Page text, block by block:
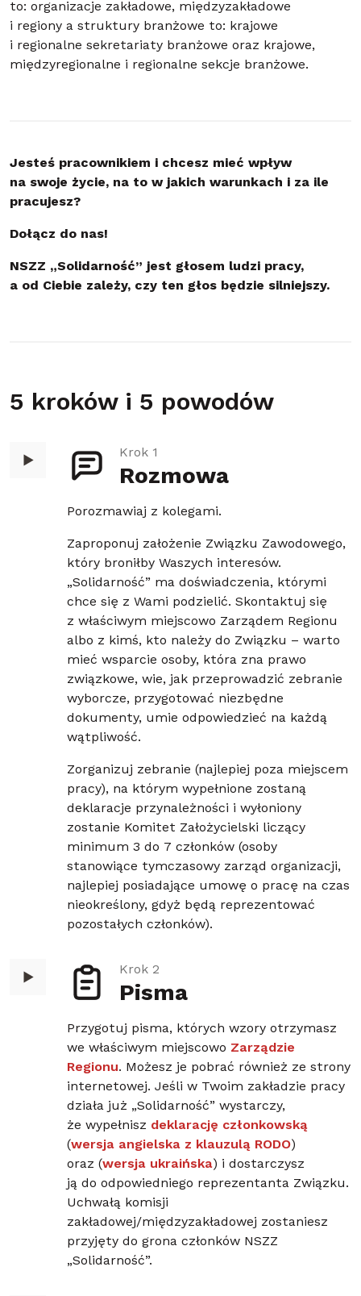
to: organizacje zakładowe, międzyzakładowe
i regiony a struktury branżowe to: krajowe
i regionalne sekretariaty branżowe oraz krajowe,
międzyregionalne i regionalne sekcje branżowe.
Jesteś pracownikiem i chcesz mieć wpływ
na swoje życie, na to w jakich warunkach i za ile
pracujesz?
Dołącz do nas!
NSZZ „Solidarność” jest głosem ludzi pracy,
a od Ciebie zależy, czy ten głos będzie silniejszy.
5 kroków i 5 powodów
Krok 1
Rozmowa
Porozmawiaj z kolegami.
Zaproponuj założenie Związku Zawodowego,
który broniłby Waszych interesów.
„Solidarność” ma doświadczenia, którymi
chce się z Wami podzielić. Skontaktuj się
z właściwym miejscowo Zarządem Regionu
albo z kimś, kto należy do Związku – warto
mieć wsparcie osoby, która zna prawo
związkowe, wie, jak przeprowadzić zebranie
wyborcze, przygotować niezbędne
dokumenty, umie odpowiedzieć na każdą
wątpliwość.
Zorganizuj zebranie (najlepiej poza miejscem
pracy), na którym wypełnione zostaną
deklaracje przynależności i wyłoniony
zostanie Komitet Założycielski liczący
minimum 3 do 7 członków (osoby
stanowiące tymczasowy zarząd organizacji,
najlepiej posiadające umowę o pracę na czas
nieokreślony, gdyż będą reprezentować
pozostałych członków).
Krok 2
Pisma
Przygotuj pisma, których wzory otrzymasz
we właściwym miejscowo Zarządzie
Regionu. Możesz je pobrać również ze strony
internetowej. Jeśli w Twoim zakładzie pracy
działa już „Solidarność” wystarczy,
że wypełnisz deklarację członkowską
(wersja angielska z klauzulą RODO)
oraz (wersja ukraińska) i dostarczysz
ją do odpowiedniego reprezentanta Związku.
Uchwałą komisji
zakładowej/międzyzakładowej zostaniesz
przyjęty do grona członków NSZZ
„Solidarność”.